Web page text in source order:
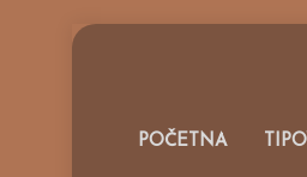
Skip
POČETNA